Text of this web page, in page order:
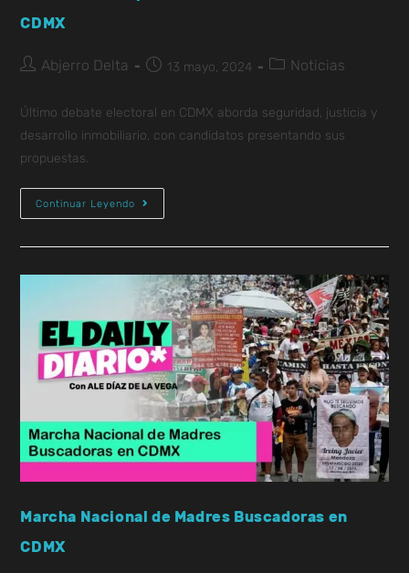
CDMX
Abjerro Delta 13 mayo, 2024 Noticias
Último debate electoral en CDMX aborda seguridad, justicia y
desarrollo inmobiliario, con candidatos presentando sus
propuestas.
Continuar Leyendo
Marcha Nacional de Madres Buscadoras en
CDMX